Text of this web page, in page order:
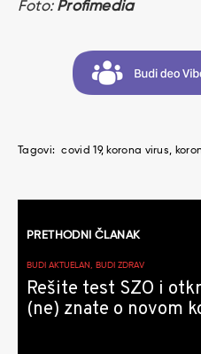
Foto: Profimedia
Tagovi: covid 19 korona virus
članaka
PRETHODNI ČLANAK
BUDI AKTUELAN, BUDI ZDRAV
Rešite test SZO i
(ne) znate o novom